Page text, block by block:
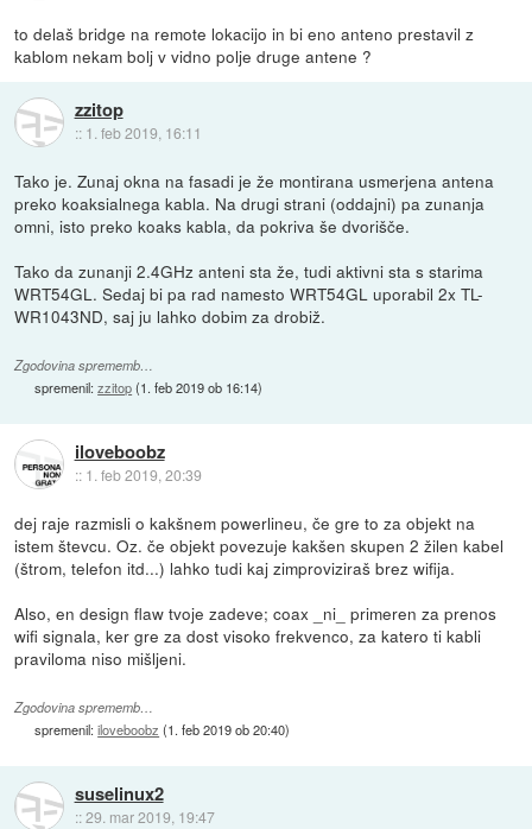
to delaš bridge na remote lokacijo in bi eno anteno prestavil z
kablom nekam bolj v vidno polje druge antene ?
zzitop
:: 1. feb 2019, 16:11
Tako je. Zunaj okna na fasadi je že montirana usmerjena antena
preko koaksialnega kabla. Na drugi strani (oddajni) pa zunanja
omni, isto preko koaks kabla, da pokriva še dvorišče.
Tako da zunanji 2.4GHz anteni sta že, tudi aktivni sta s starima
WRT54GL. Sedaj bi pa rad namesto WRT54GL uporabil 2x TL-
WR1043ND, saj ju lahko dobim za drobiž.
Zgodovina sprememb…
spremenil:zzitop(1. feb 2019 ob 16:14)
iloveboobz
:: 1. feb 2019, 20:39
dej raje razmisli o kakšnem powerlineu, če gre to za objekt na
istem števcu. Oz. če objekt povezuje kakšen skupen 2 žilen kabel
(štrom, telefon itd...) lahko tudi kaj zimproviziraš brez wifija.
Also, en design flaw tvoje zadeve; coax _ni_ primeren za prenos
wifi signala, ker gre za dost visoko frekvenco, za katero ti kabli
praviloma niso mišljeni.
Zgodovina sprememb…
spremenil:iloveboobz (1. feb 2019 ob 20:40)
suselinux2
::29. mar 2019, 19:47